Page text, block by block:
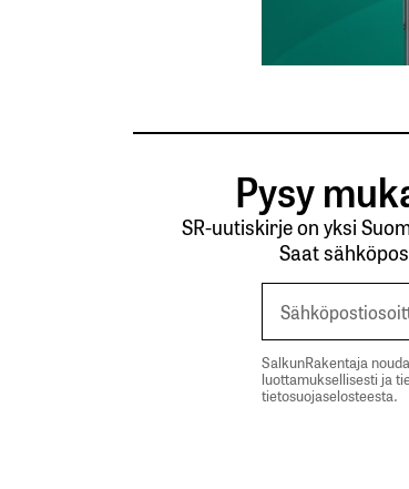
Pysy
SR-uutiskirje on yksi
Saat
SalkunRakentaja
luottamuksellisesti ja
tietosuojaselosteesta.